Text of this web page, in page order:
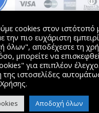
και Προσωπικά
by Dimitris
kosmogiannis.gr
cookies στον ιστότοπό
πιο ευχάριστη
όλων", αποδέχεστε τη
μπορείτε να
για επιπλέον
της ιστοσελίδες
Αποδοχή όλων